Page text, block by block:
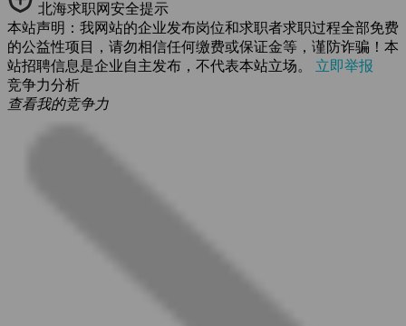
北海求职网安全提示
本站声明：我网站的企业发布岗位和求职者求职过程全部免费
的公益性项目，请勿相信任何缴费或保证金等，谨防诈骗！本
站招聘信息是企业自主发布，不代表本站立场。 立即举报
竞争力分析
查看我的竞争力